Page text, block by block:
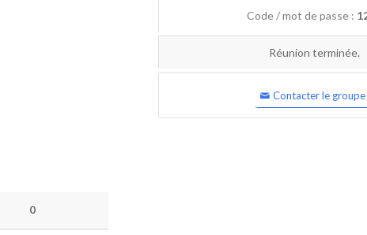
0
Code / mot de passe :
Réunion terminée.
Contacter le groupe